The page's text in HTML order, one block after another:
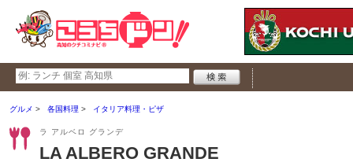
グルメ 各国料理 イタリア料理・ピザ
ラ アルベロ グランデ
LA ALBERO GRANDE